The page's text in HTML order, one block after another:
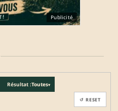
Publicité
Résultat :Toutes▾
↺ RESET